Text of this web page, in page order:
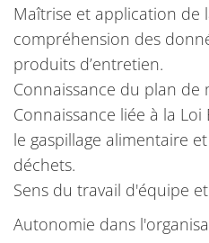
Maîtrise et application de
compréhension des
produits d’entretien.
Connaissance du plan de
Connaissance liée à la
le gaspillage alimentaire
déchets.
Sens du travail d'équipe
Autonomie dans